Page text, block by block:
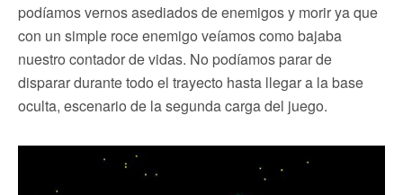
podíamos vernos asediados de enemigos y morir ya que
con un simple roce enemigo veíamos como bajaba
nuestro contador de vidas. No podíamos parar de
disparar durante todo el trayecto hasta llegar a la base
oculta, escenario de la segunda carga del juego.